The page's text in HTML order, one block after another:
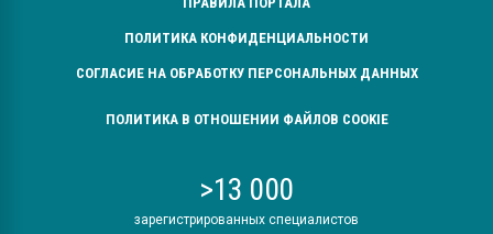
ПОЛИТИКА КОНФИДЕНЦИАЛЬНОСТИ
СОГЛАСИЕ НА ОБРАБОТКУ ПЕРСОНАЛЬНЫХ ДАННЫХ
ПОЛИТИКА В ОТНОШЕНИИ ФАЙЛОВ COOKIE
>13 000
зарегистрированных специалистов